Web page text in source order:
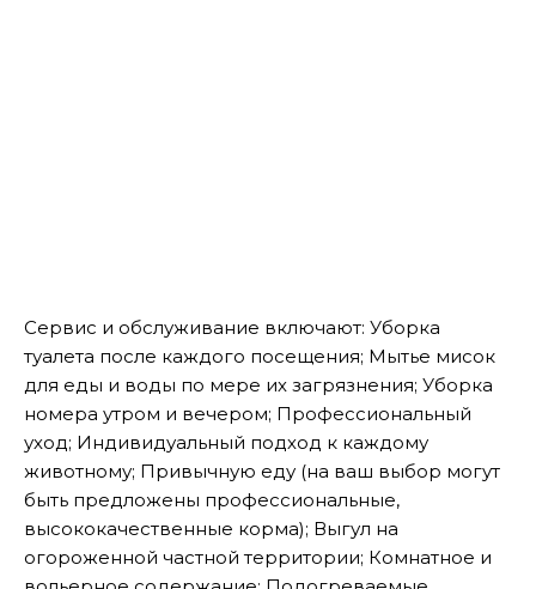
Сервис и обслуживание включают: Уборка
туалета после каждого посещения; Мытье мисок
для еды и воды по мере их загрязнения; Уборка
номера утром и вечером; Профессиональный
уход; Индивидуальный подход к каждому
животному; Привычную еду (на ваш выбор могут
быть предложены профессиональные,
высококачественные корма); Выгул на
огороженной частной территории; Комнатное и